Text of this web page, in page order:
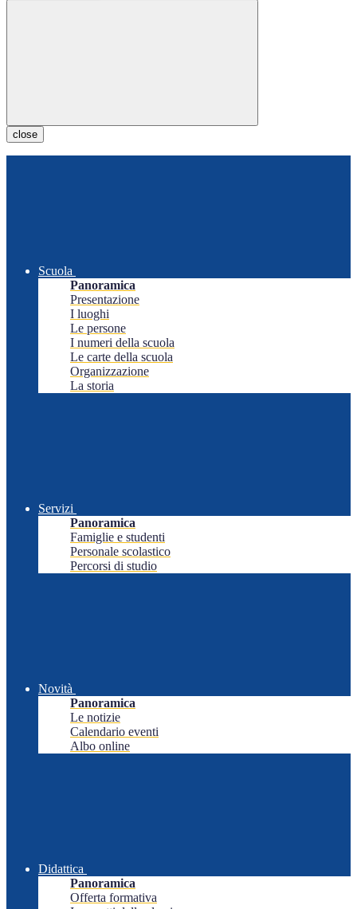
close
Scuola
Panoramica
Presentazione
I luoghi
Le persone
I numeri della scuola
Le carte della scuola
Organizzazione
La storia
Servizi
Panoramica
Famiglie e studenti
Personale scolastico
Percorsi di studio
Novità
Panoramica
Le notizie
Calendario eventi
Albo online
Didattica
Panoramica
Offerta formativa